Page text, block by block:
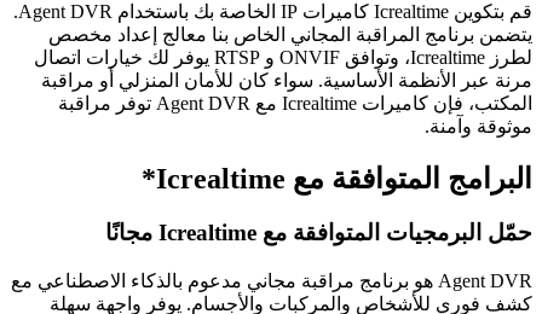
قم بتكوين Icrealtime كاميرات IP الخاصة بك باستخدام Agent DVR.
يتضمن برنامج المراقبة المجاني الخاص بنا معالج إعداد مخصص
لطرز Icrealtime، وتوافق ONVIF و RTSP يوفر لك خيارات اتصال
مرنة عبر الأنظمة الأساسية. سواء كان للأمان المنزلي أو مراقبة
المكتب، فإن كاميرات Icrealtime مع Agent DVR توفر مراقبة
موثوقة وآمنة.
البرامج المتوافقة مع Icrealtime*
حمّل البرمجيات المتوافقة مع Icrealtime مجانًا
Agent DVR هو برنامج مراقبة مجاني مدعوم بالذكاء الاصطناعي مع
كشف فوري للأشخاص والمركبات والأجسام. يوفر واجهة سهلة